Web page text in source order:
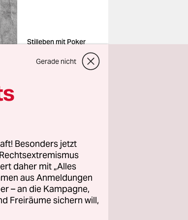
Stilleben mit Poker
Amba
Foto: Michael Stasiak
Gerade nicht
Besonders jetzt
daher mit „Alles
aus Anmeldungen
– an die Kampagne,
Freiräume sichern will,